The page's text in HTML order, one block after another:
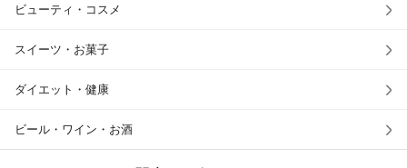
ビューティ・コスメ
スイーツ・お菓子
ダイエット・健康
ビール・ワイン・お酒